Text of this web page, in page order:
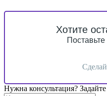
Хотите
Нужна консультация?